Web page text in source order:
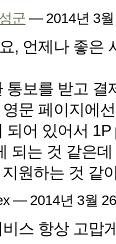
군 — 2014년 3
, 언제나 좋은
통보를 받고 결
문 페이지에
되어 있어서
되는 것 같은
원하는 것 같
— 2014년 3월
스 항상 고맙